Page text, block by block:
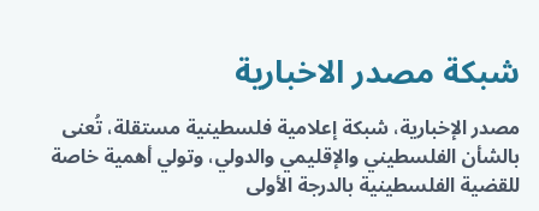
شبكة مصدر الاخبارية
مصدر الإخبارية، شبكة إعلامية فلسطينية مستقلة، تُعنى
بالشأن الفلسطيني والإقليمي والدولي، وتولي أهمية خاصة
للقضية الفلسطينية بالدرجة الأولى